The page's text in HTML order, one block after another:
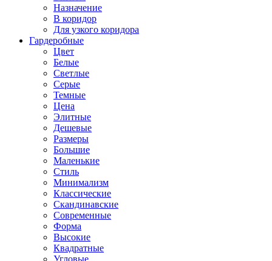
Назначение
В коридор
Для узкого коридора
Гардеробные
Цвет
Белые
Светлые
Серые
Темные
Цена
Элитные
Дешевые
Размеры
Большие
Маленькие
Стиль
Минимализм
Классические
Скандинавские
Современные
Форма
Высокие
Квадратные
Угловые